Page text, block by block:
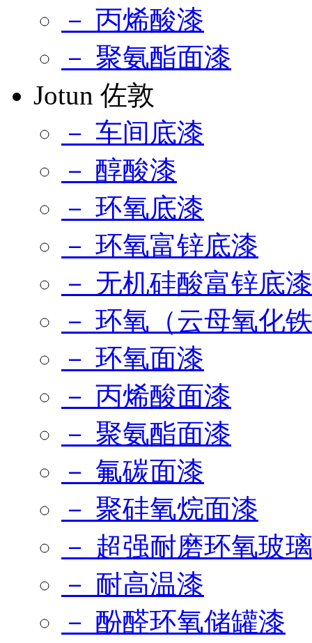
－ 丙烯酸漆
－ 聚氨酯面漆
Jotun 佐敦
－ 车间底漆
－ 醇酸漆
－ 环氧底漆
－ 环氧富锌底漆
－ 无机硅酸富锌底漆
－ 环氧（云母氧化
－ 环氧面漆
－ 丙烯酸面漆
－ 聚氨酯面漆
－ 氟碳面漆
－ 聚硅氧烷面漆
－ 超强耐磨环氧玻
－ 耐高温漆
－ 酚醛环氧储罐漆